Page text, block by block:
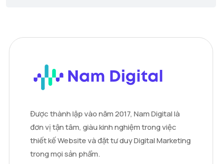
Được thành lập vào năm 2017, Nam Digital là
đơn vị tận tâm, giàu kinh nghiệm trong việc
thiết kế Website và đặt tư duy Digital Marketing
trong mọi sản phẩm.